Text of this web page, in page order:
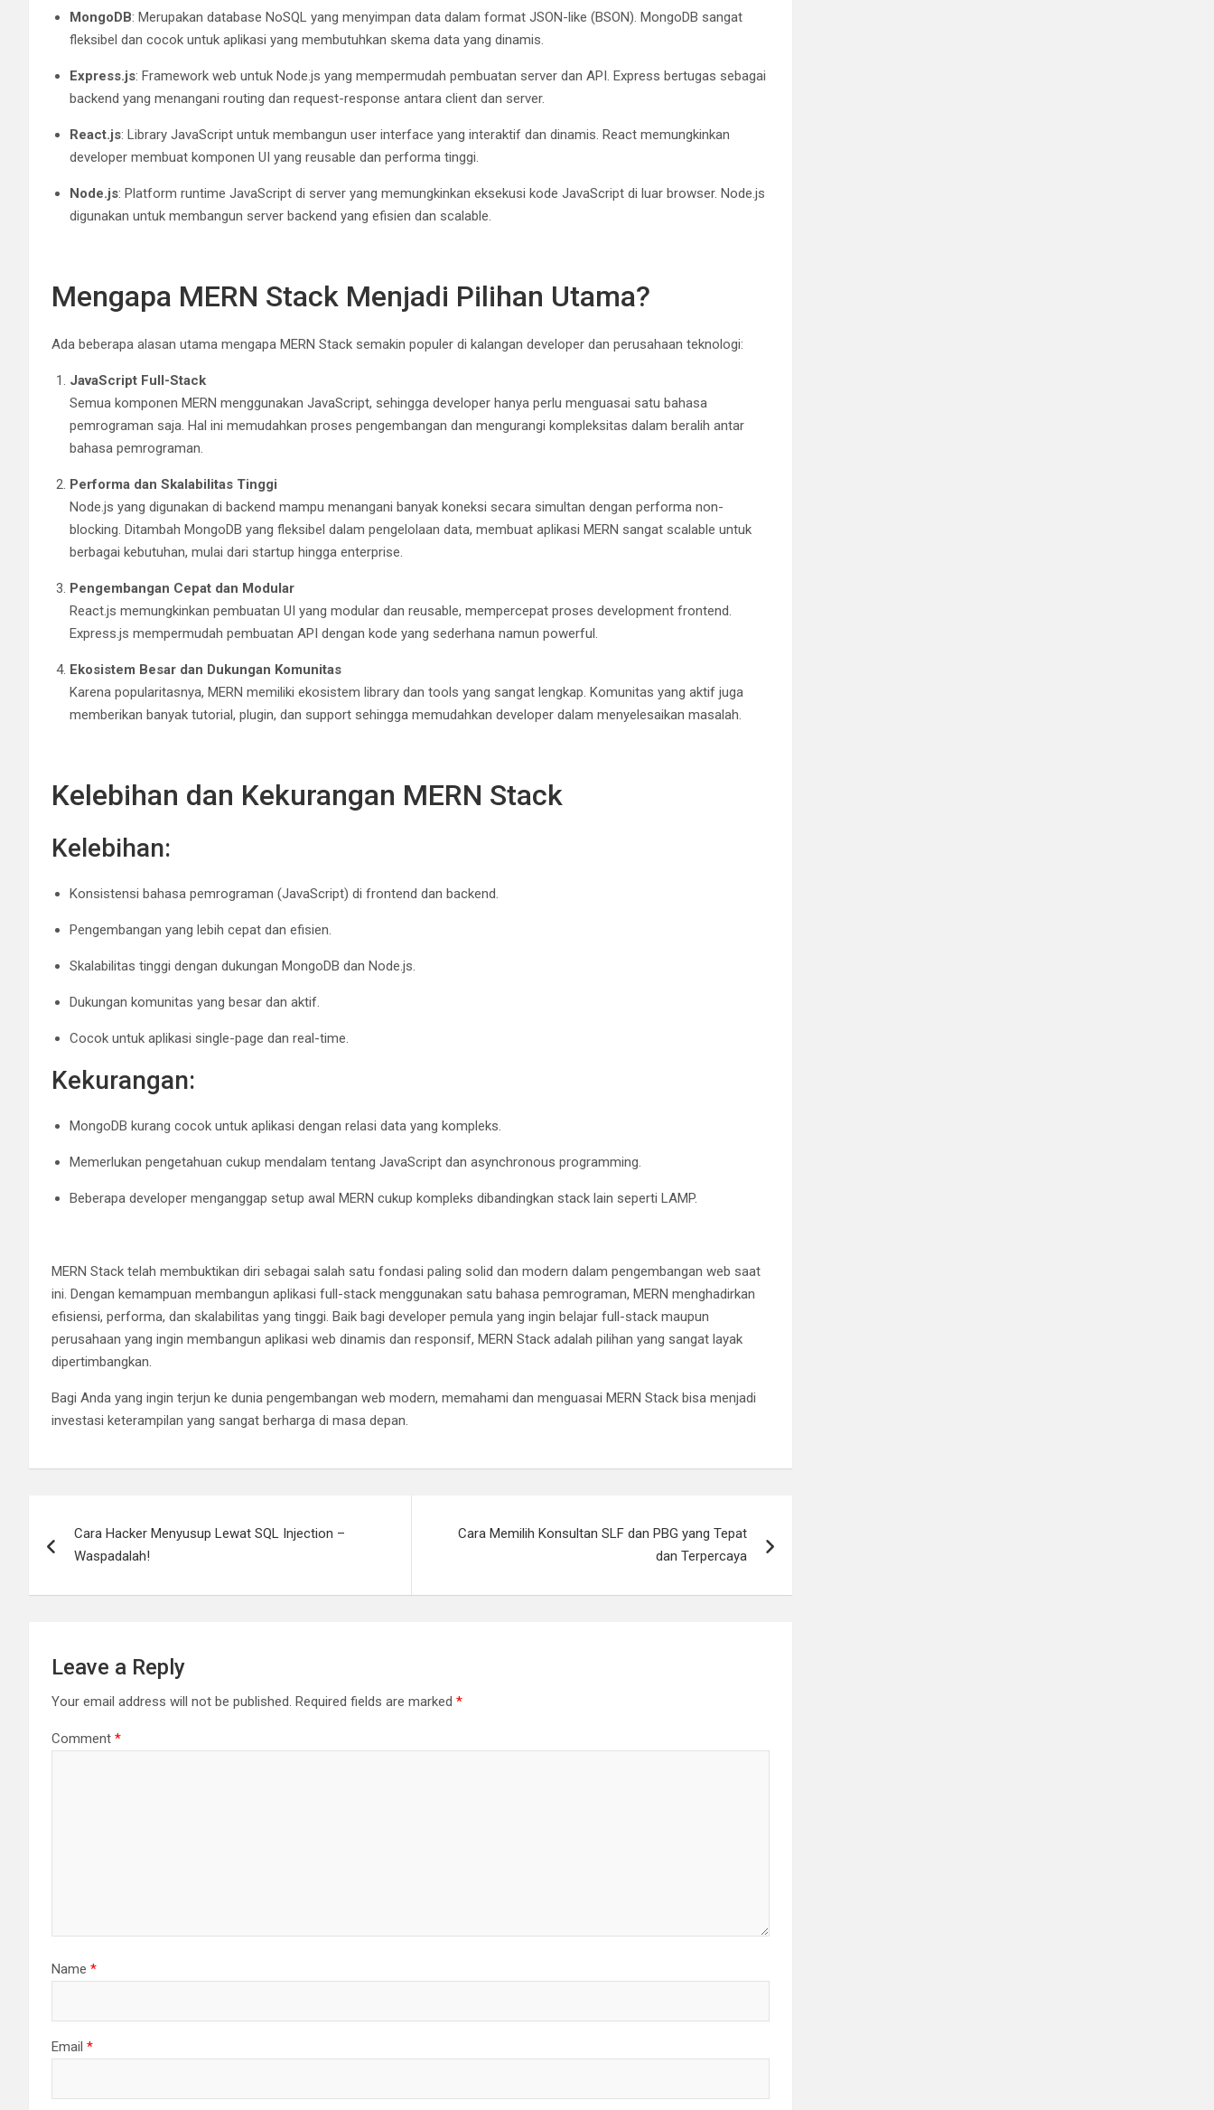
MongoDB: Merupakan database NoSQL yang menyimpan data dalam format JSON-like (BSON). MongoDB sangat
fleksibel dan cocok untuk aplikasi yang membutuhkan skema data yang dinamis.
Express.js: Framework web untuk Node.js yang mempermudah pembuatan server dan API. Express bertugas sebagai
backend yang menangani routing dan request-response antara client dan server.
React.js: Library JavaScript untuk membangun user interface yang interaktif dan dinamis. React memungkinkan
developer membuat komponen UI yang reusable dan performa tinggi.
Node.js: Platform runtime JavaScript di server yang memungkinkan eksekusi kode JavaScript di luar browser. Node.js
digunakan untuk membangun server backend yang efisien dan scalable.
Mengapa MERN Stack Menjadi Pilihan Utama?
Ada beberapa alasan utama mengapa MERN Stack semakin populer di kalangan developer dan perusahaan teknologi:
JavaScript Full-Stack
Semua komponen MERN menggunakan JavaScript, sehingga developer hanya perlu menguasai satu bahasa
pemrograman saja. Hal ini memudahkan proses pengembangan dan mengurangi kompleksitas dalam beralih antar
bahasa pemrograman.
Performa dan Skalabilitas Tinggi
Node.js yang digunakan di backend mampu menangani banyak koneksi secara simultan dengan performa non-
blocking. Ditambah MongoDB yang fleksibel dalam pengelolaan data, membuat aplikasi MERN sangat scalable untuk
berbagai kebutuhan, mulai dari startup hingga enterprise.
Pengembangan Cepat dan Modular
React.js memungkinkan pembuatan UI yang modular dan reusable, mempercepat proses development frontend.
Express.js mempermudah pembuatan API dengan kode yang sederhana namun powerful.
Ekosistem Besar dan Dukungan Komunitas
Karena popularitasnya, MERN memiliki ekosistem library dan tools yang sangat lengkap. Komunitas yang aktif juga
memberikan banyak tutorial, plugin, dan support sehingga memudahkan developer dalam menyelesaikan masalah.
Kelebihan dan Kekurangan MERN Stack
Kelebihan:
Konsistensi bahasa pemrograman (JavaScript) di frontend dan backend.
Pengembangan yang lebih cepat dan efisien.
Skalabilitas tinggi dengan dukungan MongoDB dan Node.js.
Dukungan komunitas yang besar dan aktif.
Cocok untuk aplikasi single-page dan real-time.
Kekurangan:
MongoDB kurang cocok untuk aplikasi dengan relasi data yang kompleks.
Memerlukan pengetahuan cukup mendalam tentang JavaScript dan asynchronous programming.
Beberapa developer menganggap setup awal MERN cukup kompleks dibandingkan stack lain seperti LAMP.
MERN Stack telah membuktikan diri sebagai salah satu fondasi paling solid dan modern dalam pengembangan web saat
ini. Dengan kemampuan membangun aplikasi full-stack menggunakan satu bahasa pemrograman, MERN menghadirkan
efisiensi, performa, dan skalabilitas yang tinggi. Baik bagi developer pemula yang ingin belajar full-stack maupun
perusahaan yang ingin membangun aplikasi web dinamis dan responsif, MERN Stack adalah pilihan yang sangat layak
dipertimbangkan.
Bagi Anda yang ingin terjun ke dunia pengembangan web modern, memahami dan menguasai MERN Stack bisa menjadi
investasi keterampilan yang sangat berharga di masa depan.
navigation
Cara Hacker Menyusup Lewat SQL Injection –
Waspadalah!
Cara Memilih Konsultan SLF dan PBG yang Tepat
dan Terpercaya
Leave a Reply
Your email address will not be published. Required fields are marked *
Comment *
Name *
Email *